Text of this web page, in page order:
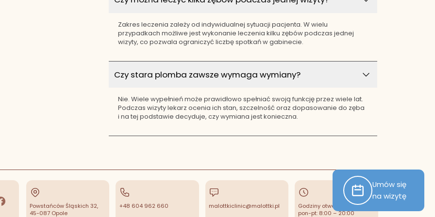
Zakres leczenia zależy od indywidualnej sytuacji pacjenta. W wielu
przypadkach możliwe jest wykonanie leczenia kilku zębów podczas jednej
wizyty, co pozwala ograniczyć liczbę spotkań w gabinecie.
Czy stara plomba zawsze wymaga wymiany?
Nie. Wiele wypełnień może prawidłowo spełniać swoją funkcję przez wiele lat.
Podczas wizyty lekarz ocenia ich stan, szczelność oraz dopasowanie do zęba
i na tej podstawie decyduje, czy wymiana jest konieczna.
Umów się
na wizytę
Powstańców Śląskich 32,
45-087 Opole
+48 604 962 660 malottkiclinic@malottki.pl
Godziny otwarcia
pon-pt: 8:00 – 20:00